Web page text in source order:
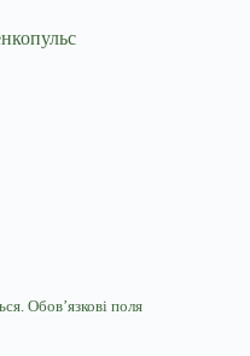
Обов’язкові поля